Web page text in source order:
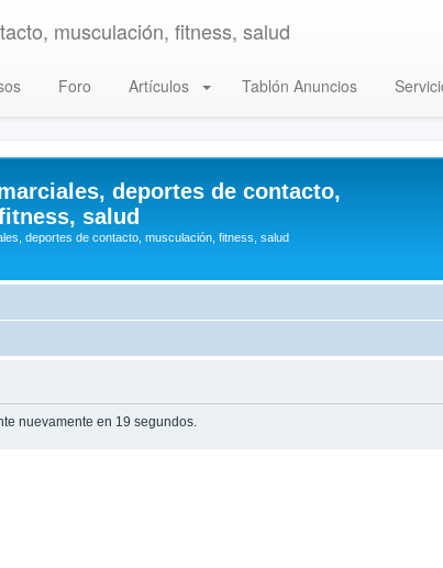
musculación, fitness, salud
Foro Artículos Tablón Anuncios
deportes de contacto,
salud
deportes de contacto, musculación, fitness, salud
nuevamente en 19 segundos.